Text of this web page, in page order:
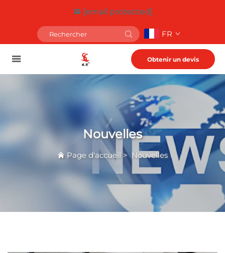
[email protected]
FR
Obtenir un devis
Nouvelles
Page d'accueil >Nouvelles